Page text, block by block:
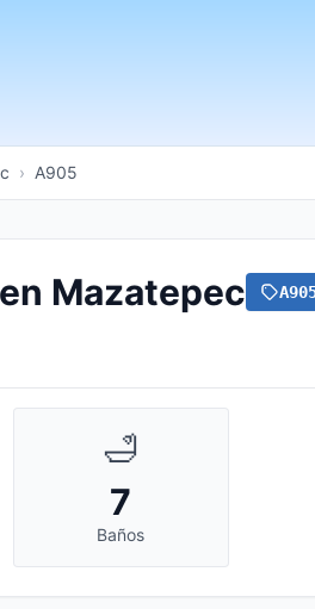
› A905
Mazatepec
🛁
7
Baños